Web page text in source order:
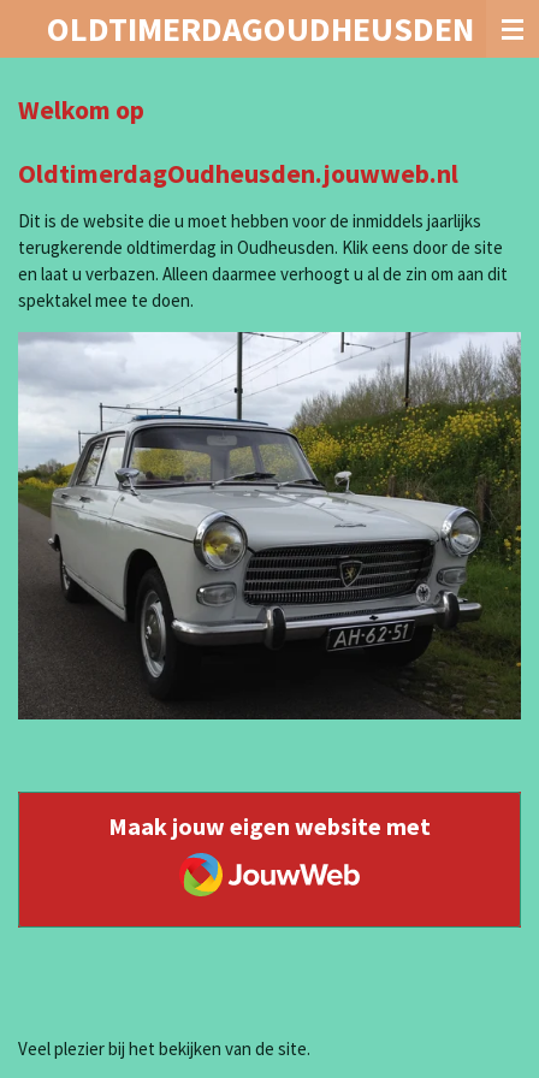
de
OLDTIMERDAGOUDHEUSDEN
Welkom op
OldtimerdagOudheusden.jouwweb.nl
Dit is de website die u moet hebben voor de inmiddels jaarlijks
terugkerende oldtimerdag in Oudheusden. Klik eens door de site
en laat u verbazen. Alleen daarmee verhoogt u al de zin om aan dit
spektakel mee te doen.
Maak jouw eigen website met
JouwWeb
Veel plezier bij het bekijken van de site.